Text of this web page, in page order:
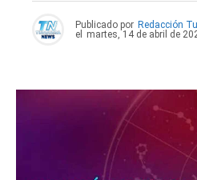
Publicado por Redacción
el
martes, 14 de abril de